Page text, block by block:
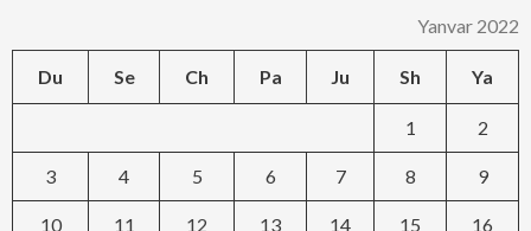
Yanvar 2022
Du Se Ch Pa Ju Sh Ya
1 2
3 4 5 6 7 8 9
10 11 12 13 14 15 16